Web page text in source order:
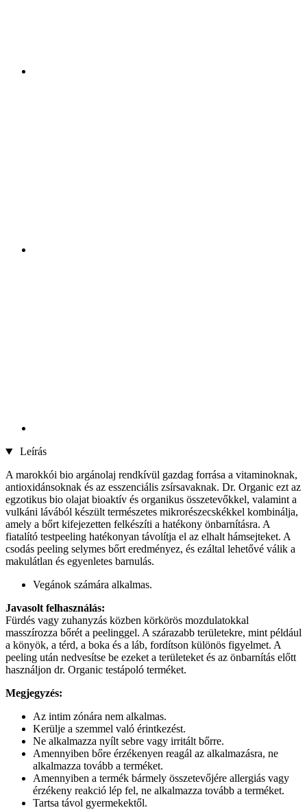
Leírás
A marokkói bio argánolaj rendkívül gazdag forrása a vitaminoknak,
antioxidánsoknak és az esszenciális zsírsavaknak. Dr. Organic ezt az
egzotikus bio olajat bioaktív és organikus összetevőkkel, valamint a
vulkáni lávából készült természetes mikrorészecskékkel kombinálja,
amely a bőrt kifejezetten felkészíti a hatékony önbarnításra. A
fiatalító testpeeling hatékonyan távolítja el az elhalt hámsejteket. A
csodás peeling selymes bőrt eredményez, és ezáltal lehetővé válik a
makulátlan és egyenletes barnulás.
Vegánok számára alkalmas.
Javasolt felhasználás:
Fürdés vagy zuhanyzás közben körkörös mozdulatokkal
masszírozza bőrét a peelinggel. A szárazabb területekre, mint például
a könyök, a térd, a boka és a láb, fordítson különös figyelmet. A
peeling után nedvesítse be ezeket a területeket és az önbarnítás előtt
használjon dr. Organic testápoló terméket.
Megjegyzés:
Az intim zónára nem alkalmas.
Kerülje a szemmel való érintkezést.
Ne alkalmazza nyílt sebre vagy irritált bőrre.
Amennyiben bőre érzékenyen reagál az alkalmazásra, ne
alkalmazza tovább a terméket.
Amennyiben a termék bármely összetevőjére allergiás vagy
érzékeny reakció lép fel, ne alkalmazza tovább a terméket.
Tartsa távol gyermekektől.